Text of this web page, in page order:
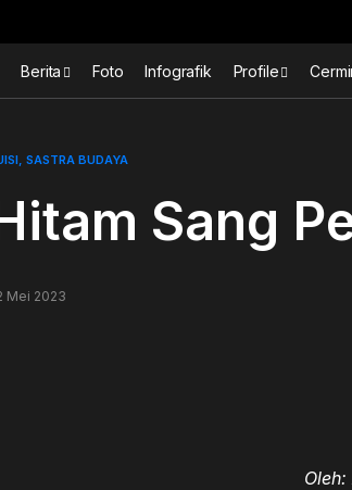
Berita Foto Infografik Profile
SASTRA BUDAYA
Sang
Mei 2023